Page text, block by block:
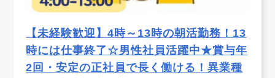
【未経験歓迎】4時～13時の朝活勤務！13
時には仕事終了☆男性社員活躍中★賞与年
2回・安定の正社員で長く働ける！異業種